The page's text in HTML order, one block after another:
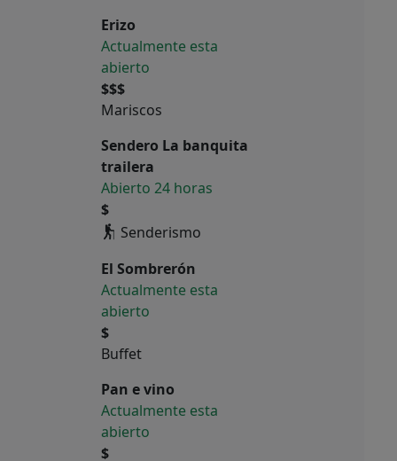
Erizo
Actualmente esta
abierto
$$$
Mariscos
Sendero La banquita
trailera
Abierto 24 horas
$
Senderismo
El Sombrerón
Actualmente esta
abierto
$
Buffet
Pan e vino
Actualmente esta
abierto
$